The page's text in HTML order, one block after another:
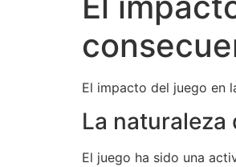
El impacto del juego en
La
El juego ha sido una